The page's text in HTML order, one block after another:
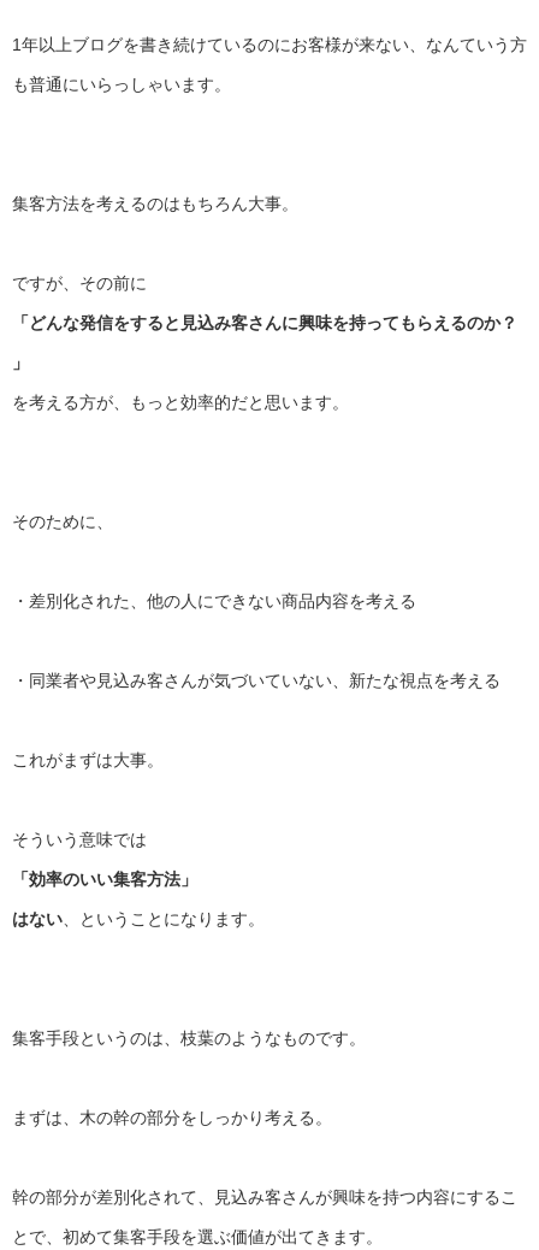
1年以上ブログを書き続けているのにお客様が来ない、 なんていう方
も普通にいらっしゃいます。
集客方法を考えるのはもちろん大事。
ですが、その前に
「どんな発信をすると見込み客さんに興味を持ってもらえるのか？
」
を考える方が、もっと効率的だと思います。
そのために、
・差別化された、他の人にできない商品内容を考える
・同業者や見込み客さんが気づいていない、新たな視点を考える
これがまずは大事。
そういう意味では
「効率のいい集客方法」
はない 、ということになります。
集客手段というのは、枝葉のようなものです。
まずは、木の幹の部分をしっかり考える。
幹の部分が差別化されて、 見込み客さんが興味を持つ内容にするこ
とで、 初めて集客手段を選ぶ価値が出てきます。